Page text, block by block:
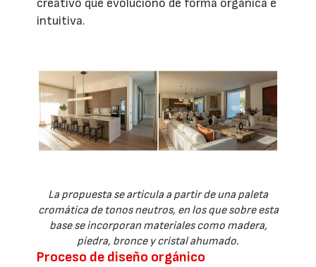
creativo que evolucionó de forma orgánica e
intuitiva.
La propuesta se articula a partir de una paleta
cromática de tonos neutros, en los que sobre esta
base se incorporan materiales como madera,
piedra, bronce y cristal ahumado.
Proceso de diseño orgánico